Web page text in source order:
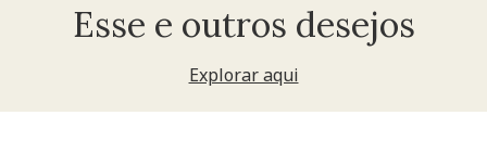
Esse e outros desejos
Explorar aqui